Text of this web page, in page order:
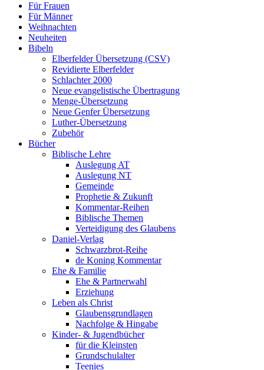
Für Frauen
Für Männer
Weihnachten
Neuheiten
Bibeln
Elberfelder Übersetzung (CSV)
Revidierte Elberfelder
Schlachter 2000
Neue evangelistische Übertragung
Menge-Übersetzung
Neue Genfer Übersetzung
Luther-Übersetzung
Zubehör
Bücher
Biblische Lehre
Auslegung AT
Auslegung NT
Gemeinde
Prophetie & Zukunft
Kommentar-Reihen
Biblische Themen
Verteidigung des Glaubens
Daniel-Verlag
Schwarzbrot-Reihe
de Koning Kommentar
Ehe & Familie
Ehe & Partnerwahl
Erziehung
Leben als Christ
Glaubensgrundlagen
Nachfolge & Hingabe
Kinder- & Jugendbücher
für die Kleinsten
Grundschulalter
Teenies